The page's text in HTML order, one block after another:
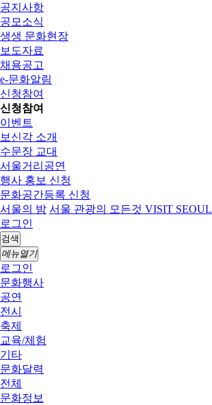
공지사항
공모소식
생생 문화현장
보도자료
채용공고
e-문화알림
신청참여
신청참여
이벤트
보신각 소개
수문장 교대
서울거리공연
행사 홍보 신청
문화공간등록 신청
서울의 밤 서울 관광의 모든것 VISIT SEOUL
로그인
검색
메뉴열기
로그인
문화행사
공연
전시
축제
교육/체험
기타
문화달력
전체
문화정보